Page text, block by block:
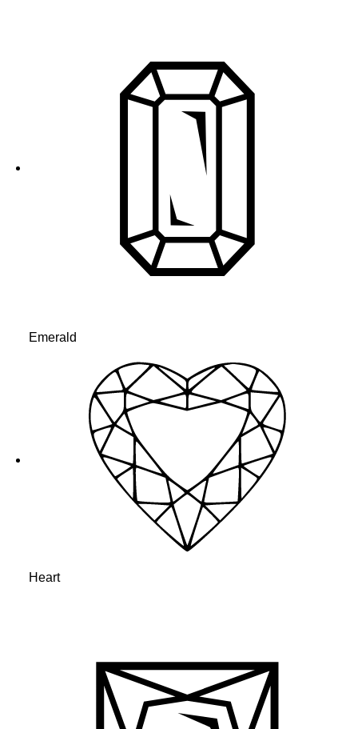
Emerald
Heart